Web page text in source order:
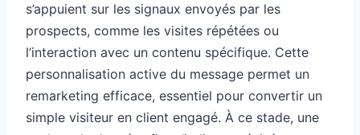
s’appuient sur les signaux envoyés par les
prospects, comme les visites répétées ou
l’interaction avec un contenu spécifique. Cette
personnalisation active du message permet un
remarketing efficace, essentiel pour convertir un
simple visiteur en client engagé. À ce stade, une